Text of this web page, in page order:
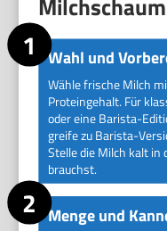
Wahl und
Wähle frische Milch
Proteingehalt. Für
oder eine Barista-
greife zu Barista-
Stelle die Milch kalt in
brauchst.
Menge und